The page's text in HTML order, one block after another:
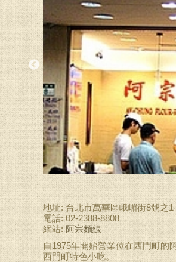
地址: 台北市萬華區峨嵋街8號之1
電話: 02-2388-8808
網站:阿宗麵線
自1975年開始營業位在西門町的
西門町特色小吃。